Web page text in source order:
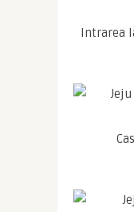
Intrarea